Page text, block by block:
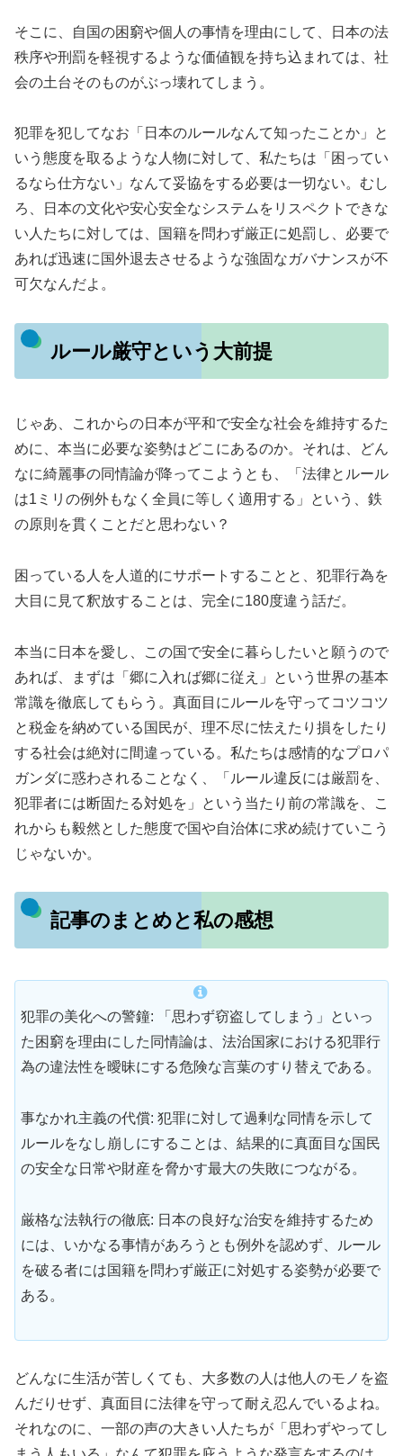
そこに、自国の困窮や個人の事情を理由にして、日本の法
秩序や刑罰を軽視するような価値観を持ち込まれては、社
会の土台そのものがぶっ壊れてしまう。
犯罪を犯してなお「日本のルールなんて知ったことか」と
いう態度を取るような人物に対して、私たちは「困ってい
るなら仕方ない」なんて妥協をする必要は一切ない。むし
ろ、日本の文化や安心安全なシステムをリスペクトできな
い人たちに対しては、国籍を問わず厳正に処罰し、必要で
あれば迅速に国外退去させるような強固なガバナンスが不
可欠なんだよ。
ルール厳守という大前提
じゃあ、これからの日本が平和で安全な社会を維持するた
めに、本当に必要な姿勢はどこにあるのか。それは、どん
なに綺麗事の同情論が降ってこようとも、「法律とルール
は1ミリの例外もなく全員に等しく適用する」という、鉄
の原則を貫くことだと思わない？
困っている人を人道的にサポートすることと、犯罪行為を
大目に見て釈放することは、完全に180度違う話だ。
本当に日本を愛し、この国で安全に暮らしたいと願うので
あれば、まずは「郷に入れば郷に従え」という世界の基本
常識を徹底してもらう。真面目にルールを守ってコツコツ
と税金を納めている国民が、理不尽に怯えたり損をしたり
する社会は絶対に間違っている。私たちは感情的なプロパ
ガンダに惑わされることなく、「ルール違反には厳罰を、
犯罪者には断固たる対処を」という当たり前の常識を、こ
れからも毅然とした態度で国や自治体に求め続けていこう
じゃないか。
記事のまとめと私の感想
犯罪の美化への警鐘: 「思わず窃盗してしまう」といっ
た困窮を理由にした同情論は、法治国家における犯罪行
為の違法性を曖昧にする危険な言葉のすり替えである。
事なかれ主義の代償: 犯罪に対して過剰な同情を示して
ルールをなし崩しにすることは、結果的に真面目な国民
の安全な日常や財産を脅かす最大の失敗につながる。
厳格な法執行の徹底: 日本の良好な治安を維持するため
には、いかなる事情があろうとも例外を認めず、ルール
を破る者には国籍を問わず厳正に対処する姿勢が必要で
ある。
どんなに生活が苦しくても、大多数の人は他人のモノを盗
んだりせず、真面目に法律を守って耐え忍んでいるよね。
それなのに、一部の声の大きい人たちが「思わずやってし